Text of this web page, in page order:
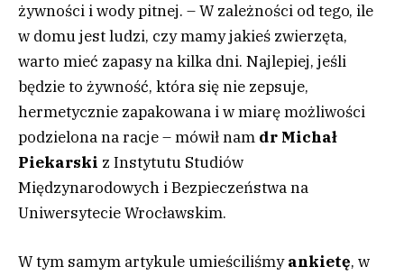
żywności i wody pitnej. – W zależności od tego, ile
w domu jest ludzi, czy mamy jakieś zwierzęta,
warto mieć zapasy na kilka dni. Najlepiej, jeśli
będzie to żywność, która się nie zepsuje,
hermetycznie zapakowana i w miarę możliwości
podzielona na racje – mówił nam dr Michał
Piekarski z Instytutu Studiów
Międzynarodowych i Bezpieczeństwa na
Uniwersytecie Wrocławskim.
W tym samym artykule umieściliśmyankietę, w